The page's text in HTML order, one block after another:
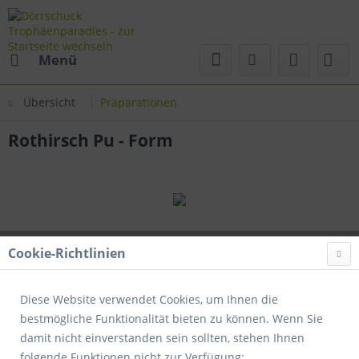
Menü
Übersicht Präparationen
Rothirsch Pu - Form
Cookie-Richtlinien
Diese Website verwendet Cookies, um Ihnen die
bestmögliche Funktionalität bieten zu können. Wenn Sie
damit nicht einverstanden sein sollten, stehen Ihnen